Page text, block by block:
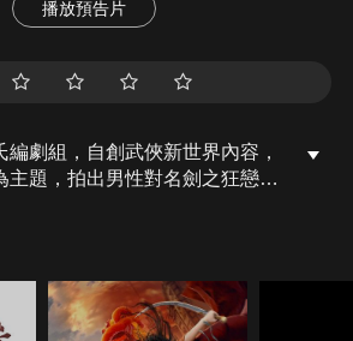
播放預告片
劇組，自創武俠新世界內容，
主題，拍出男性對名劍之狂戀，
(王戎飾)手上。五新殺死著名
取其寶劍，老鷹之子燕北(爾冬